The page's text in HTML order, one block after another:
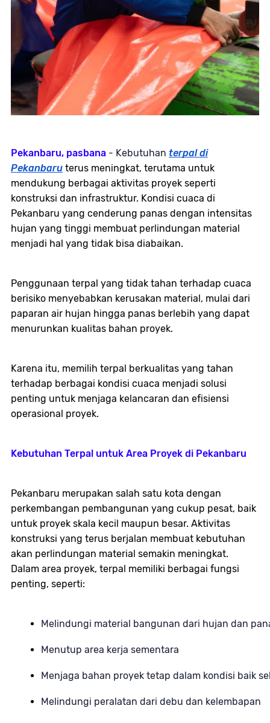
Pekanbaru, pasbana - Kebutuhan terpal di
Pekanbaru terus meningkat, terutama untuk
mendukung berbagai aktivitas proyek seperti
konstruksi dan infrastruktur. Kondisi cuaca di
Pekanbaru yang cenderung panas dengan intensitas
hujan yang tinggi membuat perlindungan material
menjadi hal yang tidak bisa diabaikan.
Penggunaan terpal yang tidak tahan terhadap cuaca
berisiko menyebabkan kerusakan material, mulai dari
paparan air hujan hingga panas berlebih yang dapat
menurunkan kualitas bahan proyek.
Karena itu, memilih terpal berkualitas yang tahan
terhadap berbagai kondisi cuaca menjadi solusi
penting untuk menjaga kelancaran dan efisiensi
operasional proyek.
Kebutuhan Terpal untuk Area Proyek di Pekanbaru
Pekanbaru merupakan salah satu kota dengan
perkembangan pembangunan yang cukup pesat, baik
untuk proyek skala kecil maupun besar. Aktivitas
konstruksi yang terus berjalan membuat kebutuhan
akan perlindungan material semakin meningkat.
Dalam area proyek, terpal memiliki berbagai fungsi
penting, seperti:
Melindungi material bangunan dari hujan dan
Menutup area kerja sementara
Menjaga bahan proyek tetap dalam kondisi baik
Melindungi peralatan dari debu dan kelembapan